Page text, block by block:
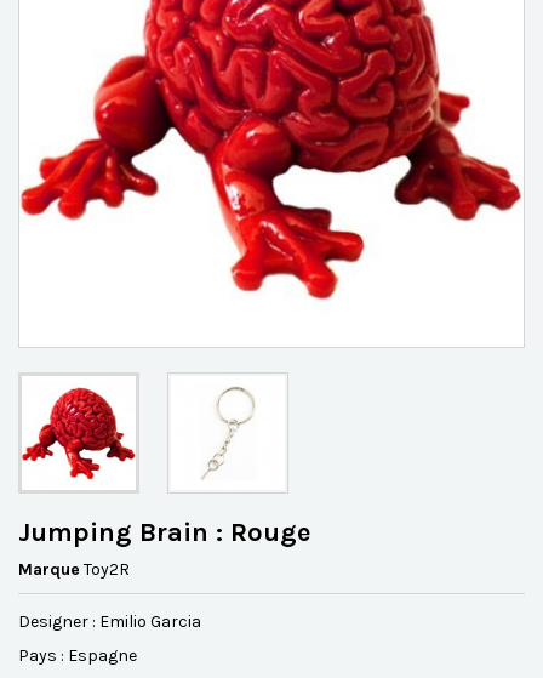
Jumping Brain : Rouge
Marque Toy2R
Designer : Emilio Garcia
Pays : Espagne